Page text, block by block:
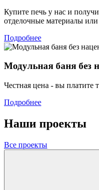
Купите печь у нас и
отделочные материалы
Подробнее
Модульная баня без
Честная цена - вы платите
Подробнее
Наши проекты
Все проекты